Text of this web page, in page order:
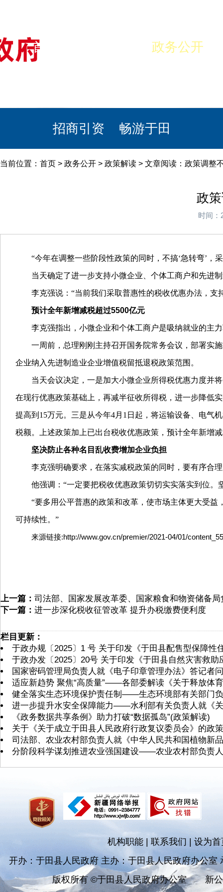
首页 政务公开
招商引资 畅游于田
当前位置： 首页 > 政务公开 > 政策解读 > 文章阅读：政策调整
政
时间：
“今年在调整一些阶段性政策的同时，不搞‘急转弯’
当天确定了进一步支持小微企业、个体工商户和先进
李克强说：“当前我们采取普惠性的税收优惠办法，
预计全年新增减税超过5500亿元
李克强指出，小微企业和个体工商户是吸纳就业的主
一周前，总理刚刚主持召开国务院常务会议，部署实
企业纳入先进制造业企业增值税留抵退税政策范围。
当天会议决定，一是加大小微企业所得税优惠力度并
在现行优惠政策基础上，再减半征收所得税，进一步降低
提高到15万元。三是从今年4月1日起，将运输设备、电气
税额。上述政策加上已出台税收优惠政策，预计全年新增
坚决防止各种名目乱收费增加企业负担
李克强明确要求，在落实减税政策的同时，要有序合
他强调：“一定要把税收优惠政策切切实实落实到位
“要多用公平普惠的政策和改革，使市场主体更大受
可持续性。”
来源链接:http://www.gov.cn/premier/2021-04/01/
上一篇： 司法部、国家发展改革委、国家粮食和物资储备
下一篇： 进一步深化税收征管改革 提升办税缴费便利度
栏目更新：
于政办规〔2025〕1 号 关于印发《于田县配售型保障性
于政办发〔2025〕20号 关于印发《于田县自然灾害救
国家密码管理局负责人就《电子印章管理办法》答记者问
适应新趋势 聚焦“高质量”——各部委解读《关于释放体
健全落实生态环境保护责任制——生态环境部有关部门
进一步提升水安全保障能力——水利部有关负责人就《
《政务数据共享条例》助力打破“数据孤岛”(政策解读)
关于《关于成立于田县人民政府行政复议委员会》的政
司法部、农业农村部负责人就《中华人民共和国植物新
分阶段科学谋划推进农业强国建设——农业农村部负责
机构职能 联系我们|设为首
开办：于田县人民政府 主办：于田县人民政府办公室
版权所有 ©于田县人民政府办公室
新